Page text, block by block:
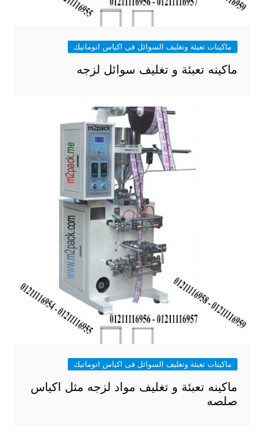
ماكينات تعبئة وتغليف السوائل فى اكياس اتوماتيك
ماكينه تعبئة و تغليف سوائل لزجه
ماكينات تعبئة وتغليف السوائل فى اكياس اتوماتيك
ماكينه تعبئة و تغليف مواد لزجه مثل اكياس
صلصه